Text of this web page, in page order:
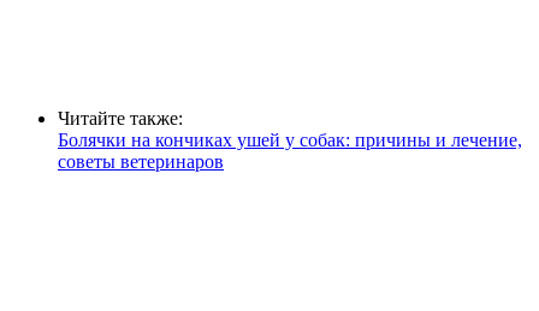
Читайте также:
Болячки на кончиках ушей у собак: причины и лечение,
советы ветеринаров